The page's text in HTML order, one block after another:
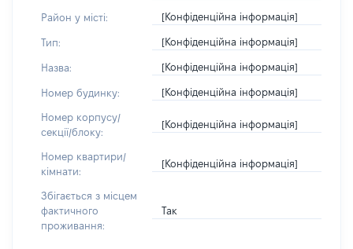
Район у місті: [Конфіденційна інформація]
Тип: [Конфіденційна інформація]
Назва: [Конфіденційна інформація]
Номер будинку: [Конфіденційна інформація]
Номер корпусу/
секції/блоку:
[Конфіденційна інформація]
Номер квартири/
кімнати:
[Конфіденційна інформація]
Збігається з місцем
фактичного
проживання:
Так